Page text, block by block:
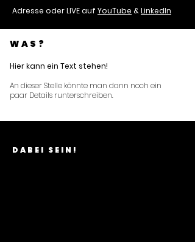
Adresse oder LIVE auf YouTube &LinkedIn
WAS?
Hier kann ein Text stehen!
An dieser Stelle könnte man dann noch ein
paar Details runterschreiben.
DABEI SEIN!